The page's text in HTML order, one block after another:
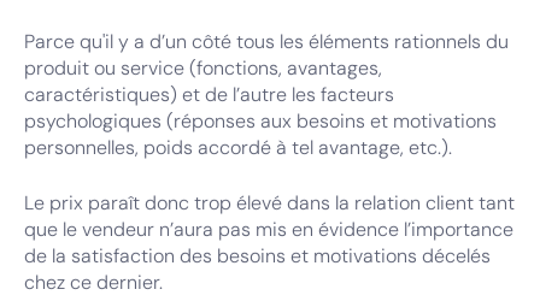
Parce qu'il y a d’un côté tous les éléments rationnels du
produit ou service (fonctions, avantages,
caractéristiques) et de l’autre les facteurs
psychologiques (réponses aux besoins et motivations
personnelles, poids accordé à tel avantage, etc.).
Le prix paraît donc trop élevé dans la relation client tant
que le vendeur n’aura pas mis en évidence l’importance
de la satisfaction des besoins et motivations décelés
chez ce dernier.